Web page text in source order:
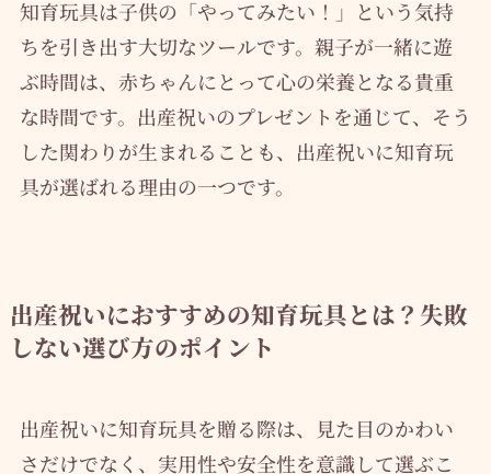
知育玩具は子供の「やってみたい！」という気持
ちを引き出す大切なツールです。親子が一緒に遊
ぶ時間は、赤ちゃんにとって心の栄養となる貴重
な時間です。出産祝いのプレゼントを通じて、そう
した関わりが生まれることも、出産祝いに知育玩
具が選ばれる理由の一つです。
出産祝いにおすすめの知育玩具とは？失敗
しない選び方のポイント
出産祝いに知育玩具を贈る際は、見た目のかわい
さだけでなく、実用性や安全性を意識して選ぶこ